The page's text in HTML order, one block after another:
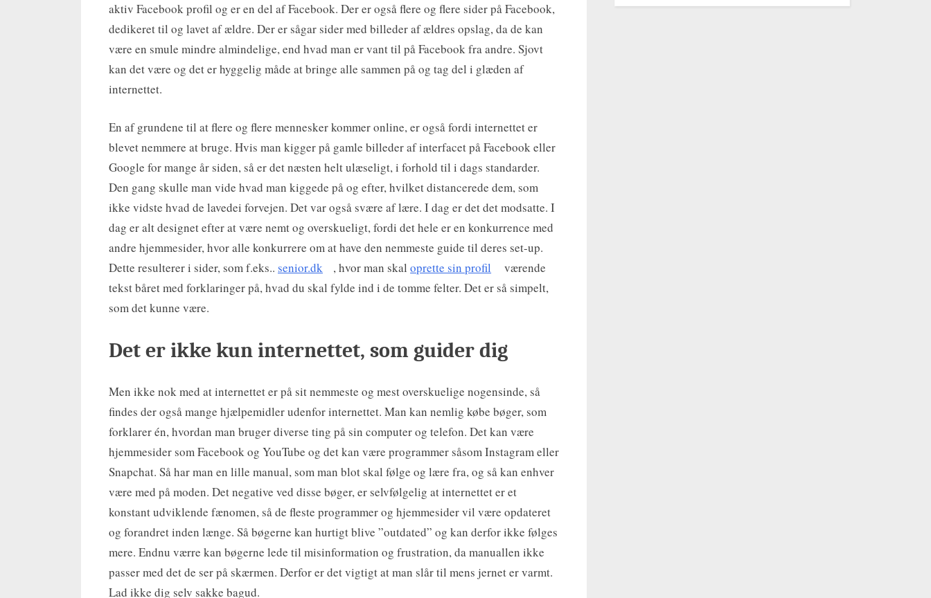
aktiv Facebook profil og er en del af Facebook. Der er også flere og flere sider på Facebook,
dedikeret til og lavet af ældre. Der er sågar sider med billeder af ældres opslag, da de kan
være en smule mindre almindelige, end hvad man er vant til på Facebook fra andre. Sjovt
kan det være og det er hyggelig måde at bringe alle sammen på og tag del i glæden af
internettet.
En af grundene til at flere og flere mennesker kommer online, er også fordi internettet er
blevet nemmere at bruge. Hvis man kigger på gamle billeder af interfacet på Facebook eller
Google for mange år siden, så er det næsten helt ulæseligt, i forhold til i dags standarder.
Den gang skulle man vide hvad man kiggede på og efter, hvilket distancerede dem, som
ikke vidste hvad de lavedei forvejen. Det var også svære af lære. I dag er det det modsatte. I
dag er alt designet efter at være nemt og overskueligt, fordi det hele er en konkurrence med
andre hjemmesider, hvor alle konkurrere om at have den nemmeste guide til deres set-up.
Dette resulterer i sider, som f.eks.. senior.dk , hvor man skaloprette sin profil
værende
tekst båret med forklaringer på, hvad du skal fylde ind i de tomme felter. Det er så simpelt,
som det kunne være.
Det er ikke kun internettet, som guider dig
Men ikke nok med at internettet er på sit nemmeste og mest overskuelige nogensinde, så
findes der også mange hjælpemidler udenfor internettet. Man kan nemlig købe bøger, som
forklarer én, hvordan man bruger diverse ting på sin computer og telefon. Det kan være
hjemmesider som Facebook og YouTube og det kan være programmer såsom Instagram eller
Snapchat. Så har man en lille manual, som man blot skal følge og lære fra, og så kan enhver
være med på moden. Det negative ved disse bøger, er selvfølgelig at internettet er et
konstant udviklende fænomen, så de fleste programmer og hjemmesider vil være opdateret
og forandret inden længe. Så bøgerne kan hurtigt blive ”outdated” og kan derfor ikke følges
mere. Endnu værre kan bøgerne lede til misinformation og frustration, da manuallen ikke
passer med det de ser på skærmen. Derfor er det vigtigt at man slår til mens jernet er varmt.
Lad ikke dig selv sakke bagud.